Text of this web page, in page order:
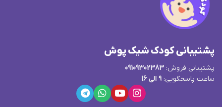
پشتیبانی کودک شیک پوش
پشتیبانی فروش: 09109302383
ساعت پاسخگویی: 9 الی 16